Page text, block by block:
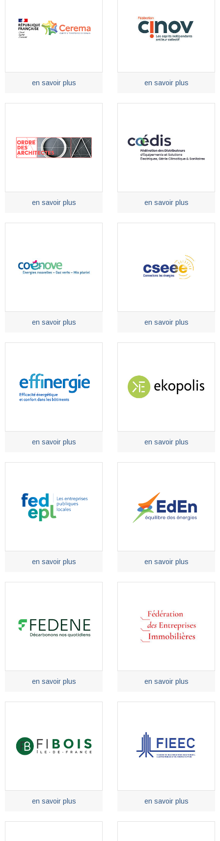
en savoir plus en savoir plus
en savoir plus en savoir plus
en savoir plus en savoir plus
en savoir plus en savoir plus
en savoir plus en savoir plus
en savoir plus en savoir plus
en savoir plus en savoir plus